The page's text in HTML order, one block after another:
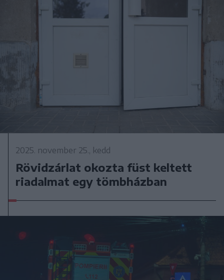
2025. november 25., kedd
Rövidzárlat okozta füst keltett
riadalmat egy tömbházban